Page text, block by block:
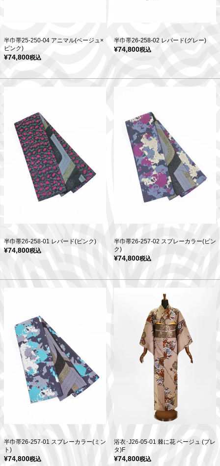
半巾帯25-250-04 アニマル(ベージュ×
ピンク)
¥74,800税込
半巾帯26-258-02 レパード(グレー)
¥74,800税込
半巾帯26-258-01 レパード(ピンク)
¥74,800税込
半巾帯26-257-02 スプレーカラー(ピン
ク)
¥74,800税込
半巾帯26-257-01 スプレーカラー(ミン
ト)
¥74,800税込
浴衣･J26-05-01 棘に花 ベージュ (プレ
タ)F
¥74,800税込